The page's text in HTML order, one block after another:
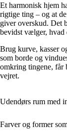
Et harmonisk hjem
rigtige ting – og at
giver overskud. Det
bevidst vælger,
Brug kurve, kasser
som borde og
omkring tingene, får
vejret.
Udendørs rum med
Farver og former